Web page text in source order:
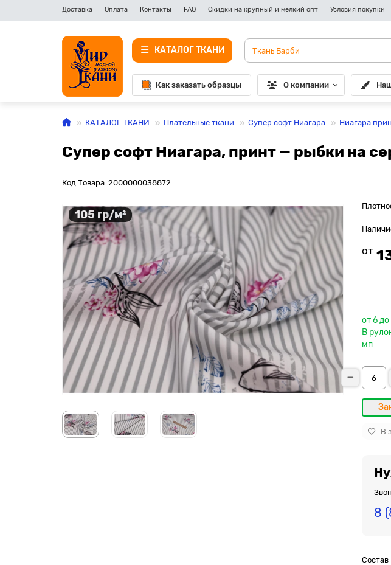
Доставка Оплата Контакты FAQ Скидки на крупный и мелкий опт Условия покупки
КАТАЛОГ ТКАНИ
Как заказать образцы О компании
КАТАЛОГ ТКАНИ Плательные ткани Супер софт Ниагара Ниагара
Супер софт Ниагара, принт — рыбки на
Код Товара: 2000000038872
105 гр/м²
от
от 6
В
мп
В
8
Состав